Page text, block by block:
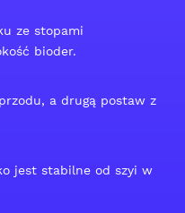
ze stopami
bioder.
a drugą postaw z
jest stabilne od szyi w